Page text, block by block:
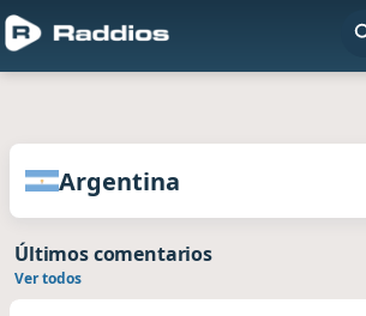
Radios de Argentinaen Raddios
Argentina
Últimos comentarios
Ver todos